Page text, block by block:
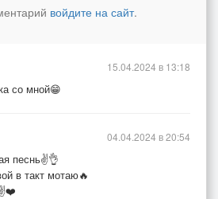
войдите на сайт.
со мной😁
15.04.2024 в 13:18
песнь✌️👌
в такт мотаю🔥
04.04.2024 в 20:54